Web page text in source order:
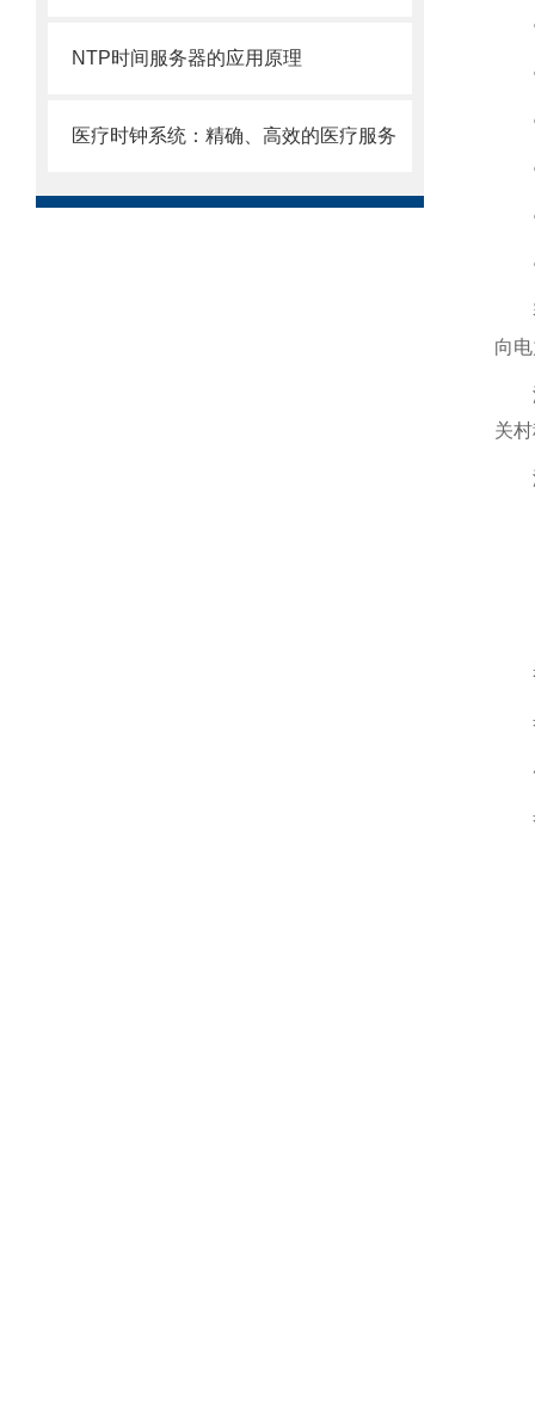
NTP时间服务器的应用原理
医疗时钟系统：精确、高效的医疗服务
向
关